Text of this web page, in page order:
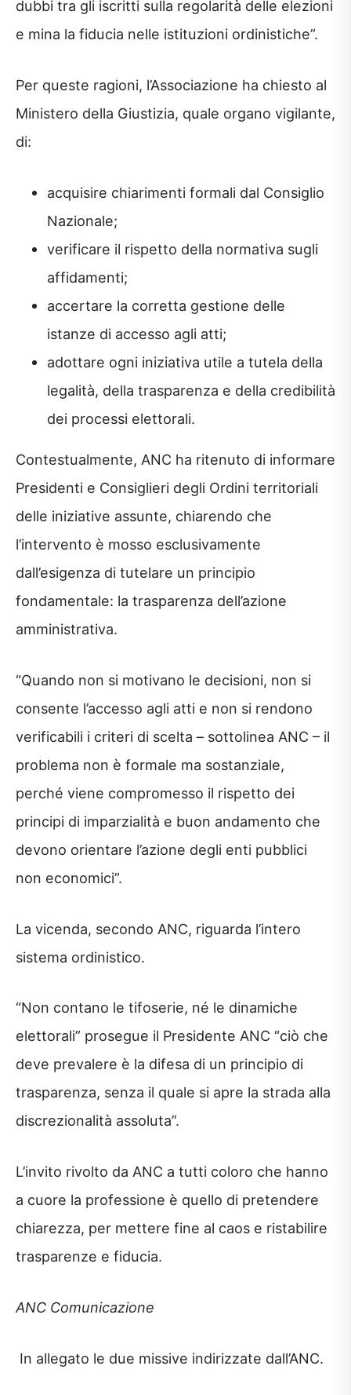
dubbi tra gli iscritti sulla regolarità delle elezioni
e mina la fiducia nelle istituzioni ordinistiche”.
Per queste ragioni, l’Associazione ha chiesto al
Ministero della Giustizia, quale organo vigilante,
di:
acquisire chiarimenti formali dal Consiglio
Nazionale;
verificare il rispetto della normativa sugli
affidamenti;
accertare la corretta gestione delle
istanze di accesso agli atti;
adottare ogni iniziativa utile a tutela della
legalità, della trasparenza e della credibilità
dei processi elettorali.
Contestualmente, ANC ha ritenuto di informare
Presidenti e Consiglieri degli Ordini territoriali
delle iniziative assunte, chiarendo che
l’intervento è mosso esclusivamente
dall’esigenza di tutelare un principio
fondamentale: la trasparenza dell’azione
amministrativa.
“Quando non si motivano le decisioni, non si
consente l’accesso agli atti e non si rendono
verificabili i criteri di scelta – sottolinea ANC – il
problema non è formale ma sostanziale,
perché viene compromesso il rispetto dei
principi di imparzialità e buon andamento che
devono orientare l’azione degli enti pubblici
non economici”.
La vicenda, secondo ANC, riguarda l’intero
sistema ordinistico.
“Non contano le tifoserie, né le dinamiche
elettorali” prosegue il Presidente ANC “ciò che
deve prevalere è la difesa di un principio di
trasparenza, senza il quale si apre la strada alla
discrezionalità assoluta”.
L’invito rivolto da ANC a tutti coloro che hanno
a cuore la professione è quello di pretendere
chiarezza, per mettere fine al caos e ristabilire
trasparenze e fiducia.
ANC Comunicazione
In allegato le due missive indirizzate dall’ANC.